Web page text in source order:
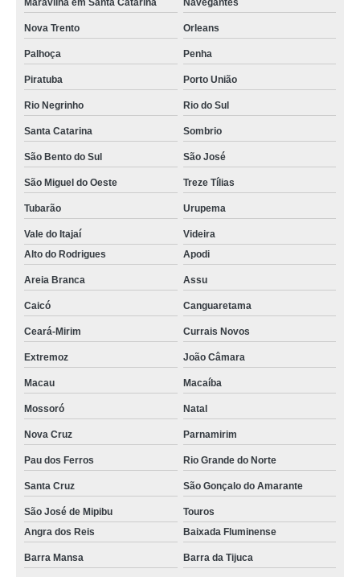
Maravilha em Santa Catarina Navegantes
Nova Trento Orleans
Palhoça Penha
Piratuba Porto União
Rio Negrinho Rio do Sul
Santa Catarina Sombrio
São Bento do Sul São José
São Miguel do Oeste Treze Tílias
Tubarão Urupema
Vale do Itajaí
Videira
Alto do Rodrigues
Apodi
Areia Branca Assu
Caicó Canguaretama
Ceará-Mirim Currais Novos
Extremoz João Câmara
Macau Macaíba
Mossoró Natal
Nova Cruz Parnamirim
Pau dos Ferros Rio Grande do Norte
Santa Cruz São Gonçalo do Amarante
São José de Mipibu
Touros
Angra dos Reis
Baixada Fluminense
Barra Mansa Barra da Tijuca